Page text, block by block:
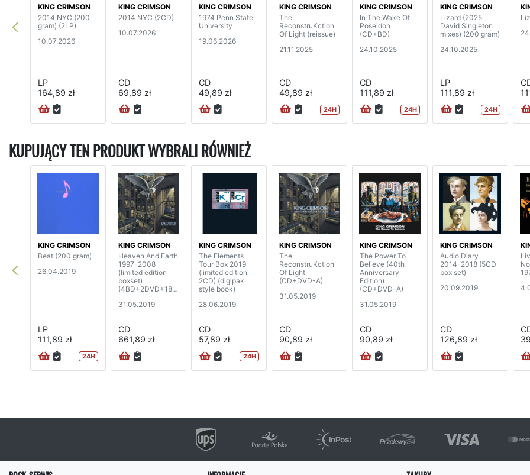
KING CRIMSON
2014 NYC (200
gram) (2LP)
10.07.2026
LP
164,89 zł
KING CRIMSON
2014 NYC (2CD)
10.07.2026
CD
69,89 zł
KING CRIMSON
1974 Penn State
University
19.06.2026
CD
49,89 zł
KING CRIMSON
The
ReconstruKction
Of Light (reissue)
21.11.2025
CD
49,89 zł
24H
KING CRIMSON
In The Wake Of
Poseidon
(CD+BD)
24.10.2025
CD
111,89 zł
24H
KING CRIMSON
Lizard (2025
David Singleton
mixes) (200 gram)
24.10.2025
LP
111,89 zł
24H
KUPUJĄCY TEN PRODUKT WYBRALI RÓWNIEŻ
KING CRIMSON
Beat (200 gram)
26.04.2019
LP
111,89 zł
24H
KING CRIMSON
Heaven And Earth
1997-2008
(limited edition
boxset)
(4BD+2DVD+18C
31.05.2019
CD
661,89 zł
KING CRIMSON
The Elements
Tour Box 2019
(limited edition
2CD) (digipak
style book)
28.06.2019
CD
57,89 zł
24H
KING CRIMSON
The
ReconstruKction
Of Light
(CD+DVD-A)
31.05.2019
CD
90,89 zł
KING CRIMSON
The Power To
Believe (40th
Anniversary
Edition)
(CD+DVD-A)
31.05.2019
CD
90,89 zł
KING CRIMSON
Audio Diary
2014-2018 (5CD
box set)
20.09.2019
CD
126,89 zł